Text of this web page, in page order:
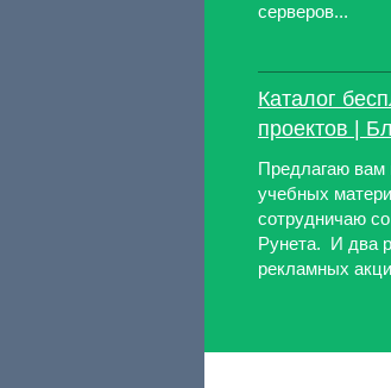
серверов...
Каталог
проектов |
Предлагаю вам
учебных
сотрудничаю
Рунета. И два
рекламных